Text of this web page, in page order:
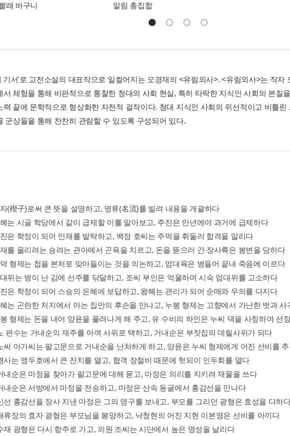
래 바구니
알림 총집합
기서'로 고전소설의 대표작으로 일컬어지는 오경재의 <유림외사>. <유림외사>는 작자
서 체험을 통해 비판적으로 통찰한 청대의 사회 현실, 특히 타락한 지식인 사회의 본질
력 끝에 문학적으로 형상화한 자전적 걸작이다. 청대 지식인 사회의 위선적이고 비틀린
군상들을 통해 찬찬히 관람할 수 있도록 구성되어 있다.
(楔子)로써 큰 뜻을 설명하고, 명류(名流)를 빌려 내용을 개괄하다
는 시골 학당에서 같이 급제할 이를 알아보고, 주진은 만년에야 과거에 급제하다
은 학정이 되어 인재를 발탁하고, 백정 호씨는 주먹을 휘둘러 합격을 알리다
를 올리려는 승려는 관아에서 곤욕을 치르고, 돈을 뜯으러 간 장사륙은 봉변을 당하다
형제는 첩을 본처로 맞아들이는 것을 의논하고, 엄대육은 병들어 끝내 죽음에 이르다
위는 병이 난 김에 선주를 닦달하고, 조씨 부인은 억울하여 시숙 엄대위를 고소하다
은 학정이 되어 스승의 은혜에 보답하고, 왕혜는 관리가 되어 순매와 우의를 다지다
는 곤란한 처지에서 아는 집안의 후손을 만나고, 누봉 형제는 고향에서 가난한 벗과 사
형제는 돈을 내어 양윤을 풀려나게 해 주고, 유 수비의 하인은 누씨 댁을 사칭하여 선
편수는 거내순의 재주를 아껴 사위로 택하고, 거내순은 부잣집의 데릴사위가 되다
씨 아가씨는 팔고문으로 거내순을 난처하게 하고, 양윤은 누씨 형제에게 어진 선비를
사는 앵두호에서 큰 잔치를 열고, 협객 장철비 때문에 헛되이 인두회를 열다
내순은 마정을 찾아가 팔고문에 대해 묻고, 마정은 의리를 지키려 재물을 쓰다
내순은 서방에서 마정을 전송하고, 마정은 산속 동굴에서 홍감선을 만나다
선 홍감선을 장사 지낸 마정은 그의 영구를 보내고, 부모를 그리던 광형은 효성을 다하
류장의 효자 광형은 부모님을 봉양하고, 낙청현의 어진 지현 이본영은 선비를 아끼다
재 광형은 다시 항주로 가고, 의원 조씨는 시단에서 높은 명성을 날리다